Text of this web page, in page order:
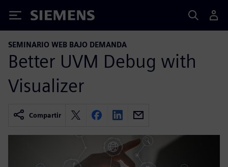
Siemens
SEMINARIO WEB BAJO DEMANDA
Better UVM Debug with
Visualizer
Compartir